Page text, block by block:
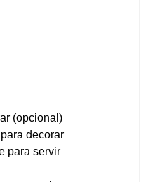
(opcional)
decorar
para servir